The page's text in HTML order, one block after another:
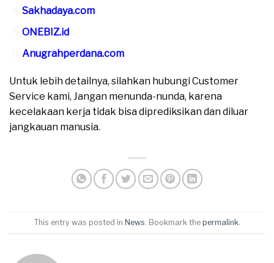
Sakhadaya.com
ONEBIZ.id
Anugrahperdana.com
Untuk lebih detailnya, silahkan hubungi Customer
Service kami, Jangan menunda-nunda, karena
kecelakaan kerja tidak bisa diprediksikan dan diluar
jangkauan manusia.
This entry was posted in News . Bookmark the permalink